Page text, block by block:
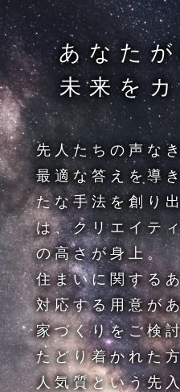
あなた
未来を
先人たちの声な
最適な答えを導
たな手法を創り
は、クリエイテ
の高さが身上。
住まいに関する
対応する用意が
家づくりをご検
たどり着かれた
人気質という先